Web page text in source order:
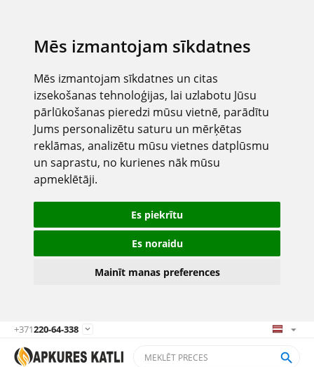
Mēs izmantojam sīkdatnes
Mēs izmantojam sīkdatnes un citas
izsekošanas tehnoloģijas, lai uzlabotu Jūsu
pārlūkošanas pieredzi mūsu vietnē, parādītu
Jums personalizētu saturu un mērķētas
reklāmas, analizētu mūsu vietnes datplūsmu
un saprastu, no kurienes nāk mūsu
apmeklētāji.
Es piekrītu
Es noraidu
Mainīt manas preferences
+371220-64-338 
